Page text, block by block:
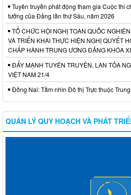
Tuyên truyền phát động tham gia Cuộc thi
tưởng của Đảng lần thứ Sáu, năm 2026
TỔ CHỨC HỘI NGHỊ TOÀN QUỐC
VÀ TRIỂN KHAI THỰC HIỆN NGHỊ QUYẾT
CHẤP HÀNH TRUNG ƯƠNG ĐẢNG KHÓA
ĐẨY MẠNH TUYÊN TRUYỀN, LAN TỎA
VIỆT NAM 21/4
Đồng Nai: Tầm nhìn Đô thị Trực thuộc
QUẢN LÝ QUY HOẠCH VÀ PHÁT